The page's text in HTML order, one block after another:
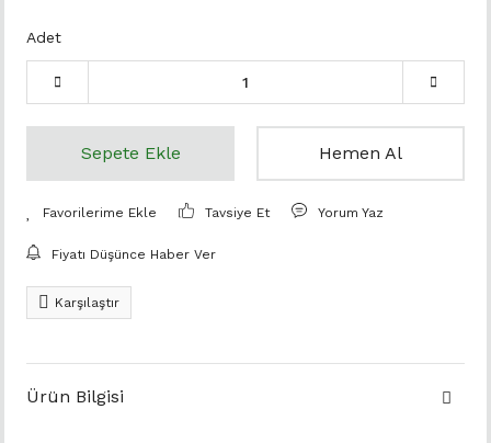
Adet
Sepete Ekle Hemen Al
Tavsiye Et Yorum Yaz
Fiyatı Düşünce Haber Ver
Karşılaştır
Ürün Bilgisi